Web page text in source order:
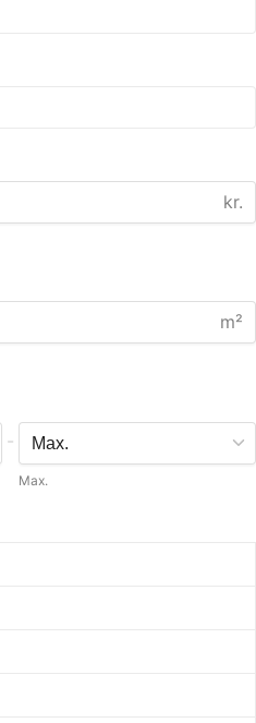
kr.
m²
-
Max.